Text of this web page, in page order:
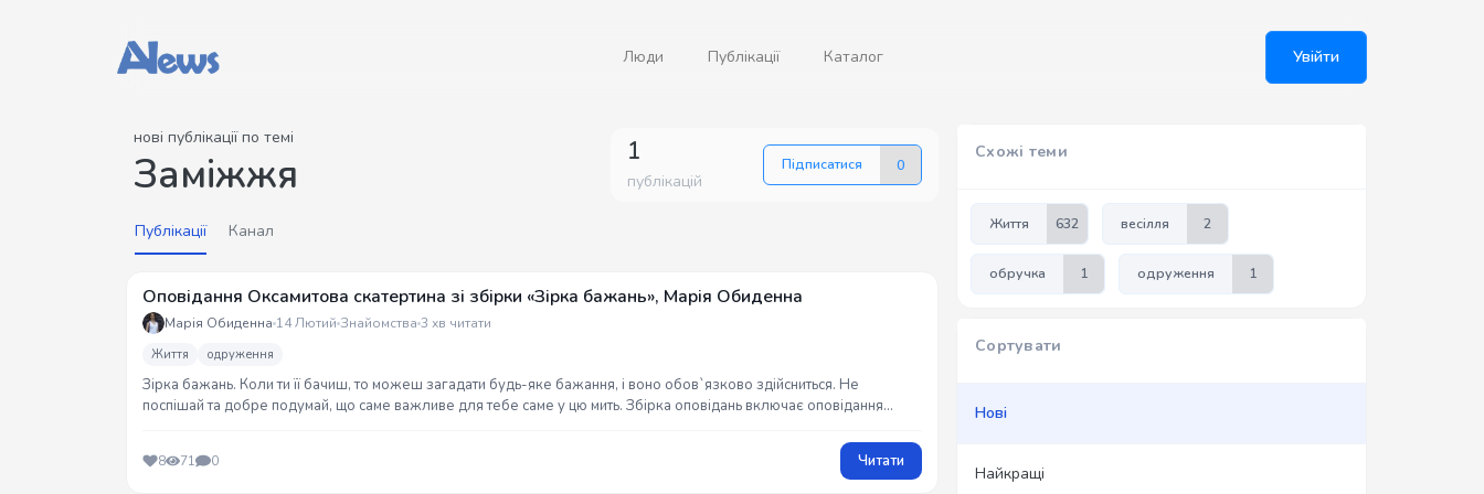
Люди Публікації Каталог Увійти
нові публікації по темі
Заміжжя 1
публікацій
Підписатися 0
Публікації Канал
Оповідання Оксамитова скатертина зі збірки «Зірка бажань», Марія Обиденна
Марія Обиденна 14 Лютий Знайомства 3 хв читати
Життя одруження
Зірка бажань. Коли ти її бачиш, то можеш загадати будь-яке бажання, і воно обов`язково здійсниться. Не
поспішай та добре подумай, що саме важливе для тебе саме у цю мить. Збірка оповідань включає оповідання
8 71 0 Читати
Схожі теми
Життя 632 весілля 2
обручка 1 одруження 1
Сортувати
Нові
Найкращі